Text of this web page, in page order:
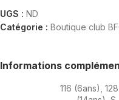
UGS : ND
Catégorie : Boutique club
Informations
116 (6ans)